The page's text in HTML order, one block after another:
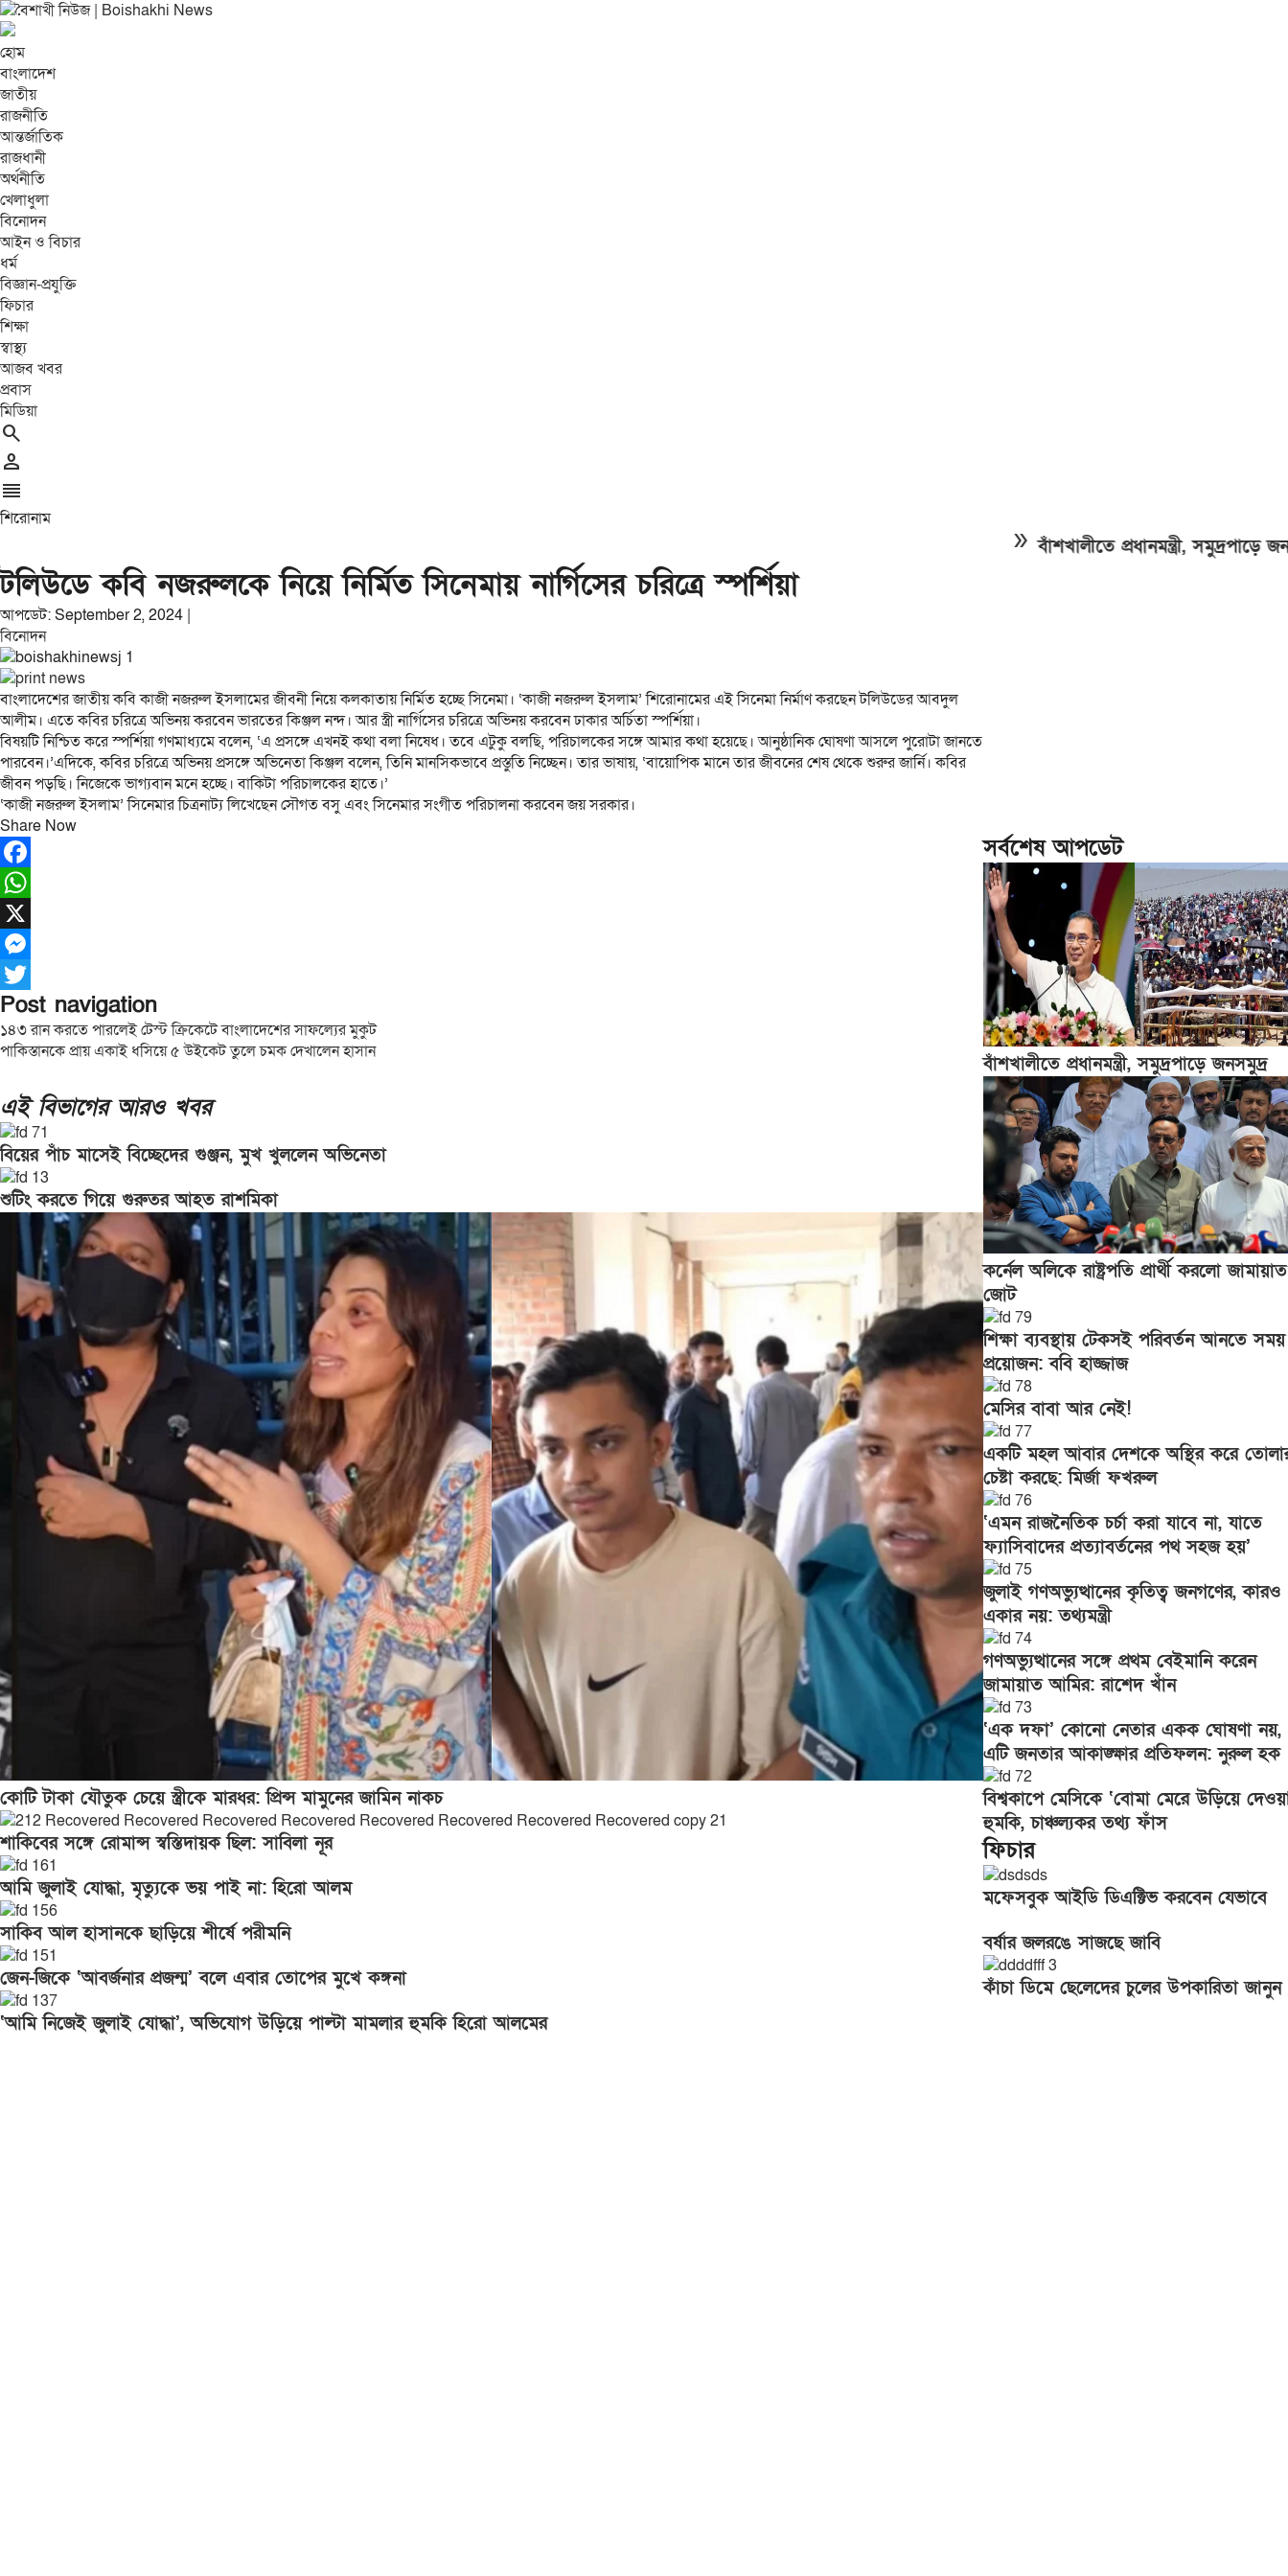
হোম
বাংলাদেশ
জাতীয়
রাজনীতি
আন্তর্জাতিক
রাজধানী
অর্থনীতি
খেলাধুলা
বিনোদন
আইন ও বিচার
ধর্ম
বিজ্ঞান-প্রযুক্তি
ফিচার
শিক্ষা
স্বাস্থ্য
আজব খবর
প্রবাস
মিডিয়া
search
person
reorder
শিরোনাম
বাঁশখালীতে প্রধানমন্ত্রী, সমুদ্রপাড়ে জনসমুদ্র
টলিউডে কবি নজরুলকে নিয়ে নির্মিত সিনেমায় নার্গিসের চরিত্রে স্পর্শিয়া
আপডেট: September 2, 2024 |
বিনোদন
বাংলাদেশের জাতীয় কবি কাজী নজরুল ইসলামের জীবনী নিয়ে কলকাতায় নির্মিত হচ্ছে সিনেমা। ‘কাজী নজরুল ইসলাম’ শিরোনামের এই সিনেমা নির্মাণ করছেন টলিউডের আবদুল
আলীম। এতে কবির চরিত্রে অভিনয় করবেন ভারতের কিঞ্জল নন্দ। আর স্ত্রী নার্গিসের চরিত্রে অভিনয় করবেন ঢাকার অর্চিতা স্পর্শিয়া।
বিষয়টি নিশ্চিত করে স্পর্শিয়া গণমাধ্যমে বলেন, ‘এ প্রসঙ্গে এখনই কথা বলা নিষেধ। তবে এটুকু বলছি, পরিচালকের সঙ্গে আমার কথা হয়েছে। আনুষ্ঠানিক ঘোষণা আসলে পুরোটা জানতে
পারবেন।’এদিকে, কবির চরিত্রে অভিনয় প্রসঙ্গে অভিনেতা কিঞ্জল বলেন, তিনি মানসিকভাবে প্রস্তুতি নিচ্ছেন। তার ভাষায়, ‘বায়োপিক মানে তার জীবনের শেষ থেকে শুরুর জার্নি। কবির
জীবন পড়ছি। নিজেকে ভাগ্যবান মনে হচ্ছে। বাকিটা পরিচালকের হাতে।’
‘কাজী নজরুল ইসলাম’ সিনেমার চিত্রনাট্য লিখেছেন সৌগত বসু এবং সিনেমার সংগীত পরিচালনা করবেন জয় সরকার।
Share Now
Facebook
WhatsApp
X
Messenger
Twitter
Post navigation
১৪৩ রান করতে পারলেই টেস্ট ক্রিকেটে বাংলাদেশের সাফল্যের মুকুট
পাকিস্তানকে প্রায় একাই ধসিয়ে ৫ উইকেট তুলে চমক দেখালেন হাসান
এই বিভাগের আরও খবর
বিয়ের পাঁচ মাসেই বিচ্ছেদের গুঞ্জন, মুখ খুললেন অভিনেতা
শুটিং করতে গিয়ে গুরুতর আহত রাশমিকা
কোটি টাকা যৌতুক চেয়ে স্ত্রীকে মারধর: প্রিন্স মামুনের জামিন নাকচ
শাকিবের সঙ্গে রোমান্স স্বস্তিদায়ক ছিল: সাবিলা নূর
আমি জুলাই যোদ্ধা, মৃত্যুকে ভয় পাই না: হিরো আলম
সাকিব আল হাসানকে ছাড়িয়ে শীর্ষে পরীমনি
জেন-জিকে ‘আবর্জনার প্রজন্ম’ বলে এবার তোপের মুখে কঙ্গনা
‘আমি নিজেই জুলাই যোদ্ধা’, অভিযোগ উড়িয়ে পাল্টা মামলার হুমকি হিরো আলমের
সর্বশেষ আপডেট
বাঁশখালীতে প্রধানমন্ত্রী, সমুদ্রপাড়ে জনসমুদ্র
কর্নেল অলিকে রাষ্ট্রপতি প্রার্থী করলো জামায়াত
জোট
শিক্ষা ব্যবস্থায় টেকসই পরিবর্তন আনতে সময়
প্রয়োজন: ববি হাজ্জাজ
মেসির বাবা আর নেই!
একটি মহল আবার দেশকে অস্থির করে
চেষ্টা করছে: মির্জা ফখরুল
‘এমন রাজনৈতিক চর্চা করা যাবে না, যাতে
ফ্যাসিবাদের প্রত্যাবর্তনের পথ সহজ হয়’
জুলাই গণঅভ্যুত্থানের কৃতিত্ব জনগণের, কারও
একার নয়: তথ্যমন্ত্রী
গণঅভ্যুত্থানের সঙ্গে প্রথম বেইমানি করেন
জামায়াত আমির: রাশেদ খাঁন
‘এক দফা’ কোনো নেতার একক ঘোষণা নয়,
এটি জনতার আকাঙ্ক্ষার প্রতিফলন: নুরুল হক
বিশ্বকাপে মেসিকে ‘বোমা মেরে উড়িয়ে
হুমকি, চাঞ্চল্যকর তথ্য ফাঁস
ফিচার
মফেসবুক আইডি ডিএক্টিভ করবেন যেভাবে
বর্ষার জলরঙে সাজছে জাবি
কাঁচা ডিমে ছেলেদের চুলের উপকারিতা জানুন